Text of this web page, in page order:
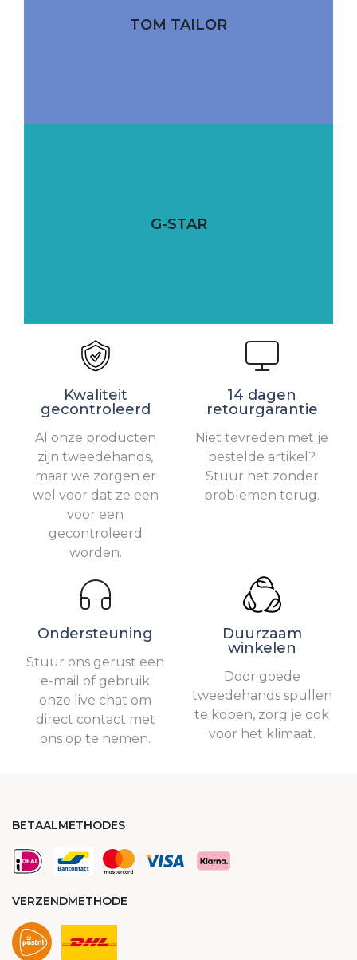
TOM TAILOR
G-STAR
Kwaliteit
gecontroleerd
Al onze producten
zijn tweedehands,
maar we zorgen er
wel voor dat ze een
voor een
gecontroleerd
worden.
14 dagen
retourgarantie
Niet tevreden met je
bestelde artikel?
Stuur het zonder
problemen terug.
Ondersteuning
Stuur ons gerust een
e-mail of gebruik
onze live chat om
direct contact met
ons op te nemen.
Duurzaam
winkelen
Door goede
tweedehands spullen
te kopen, zorg je ook
voor het klimaat.
BETAALMETHODES
VERZENDMETHODE